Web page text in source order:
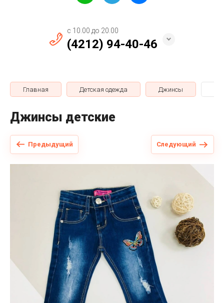
с 10.00 до 20.00
(4212) 94-40-46
Главная Детская одежда Джинсы
Джинсы детские
Предыдущий Следующий